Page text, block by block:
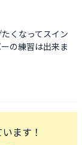
くなってスイン
の練習は出来ま
ます！